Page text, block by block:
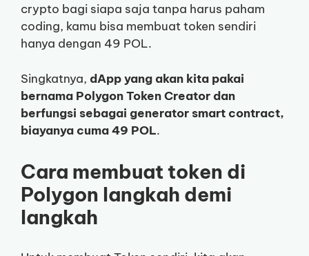
crypto bagi siapa saja tanpa harus paham
coding, kamu bisa membuat token sendiri
hanya dengan 49 POL.
Singkatnya, dApp yang akan kita pakai
bernama Polygon Token Creator dan
berfungsi sebagai generator smart contract,
biayanya cuma 49 POL.
Cara membuat token di
Polygon langkah demi
langkah